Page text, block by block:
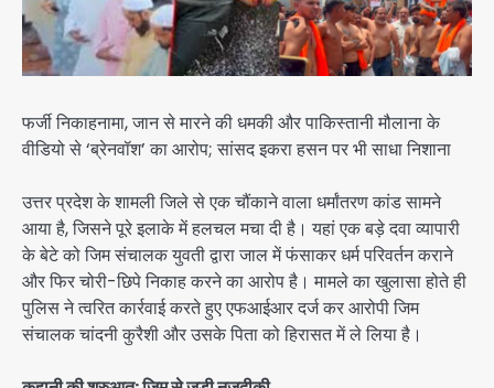
फर्जी निकाहनामा, जान से मारने की धमकी और पाकिस्तानी मौलाना के
वीडियो से ‘ब्रेनवॉश’ का आरोप; सांसद इकरा हसन पर भी साधा निशाना
उत्तर प्रदेश के शामली जिले से एक चौंकाने वाला धर्मांतरण कांड सामने
आया है, जिसने पूरे इलाके में हलचल मचा दी है। यहां एक बड़े दवा व्यापारी
के बेटे को जिम संचालक युवती द्वारा जाल में फंसाकर धर्म परिवर्तन कराने
और फिर चोरी-छिपे निकाह करने का आरोप है। मामले का खुलासा होते ही
पुलिस ने त्वरित कार्रवाई करते हुए एफआईआर दर्ज कर आरोपी जिम
संचालक चांदनी कुरैशी और उसके पिता को हिरासत में ले लिया है।